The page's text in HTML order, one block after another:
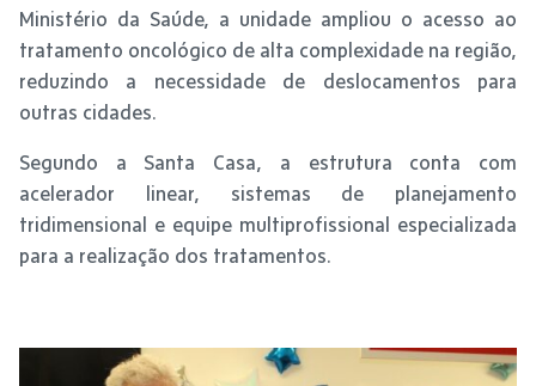
Ministério da Saúde, a unidade ampliou o acesso ao
tratamento oncológico de alta complexidade na região,
reduzindo a necessidade de deslocamentos para
outras cidades.
Segundo a Santa Casa, a estrutura conta com
acelerador linear, sistemas de planejamento
tridimensional e equipe multiprofissional especializada
para a realização dos tratamentos.